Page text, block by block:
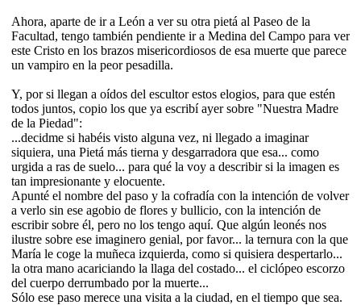
Ahora, aparte de ir a León a ver su otra pietá al Paseo de la
Facultad, tengo también pendiente ir a Medina del Campo para ver
este Cristo en los brazos misericordiosos de esa muerte que parece
un vampiro en la peor pesadilla.
Y, por si llegan a oídos del escultor estos elogios, para que estén
todos juntos, copio los que ya escribí ayer sobre "Nuestra Madre
de la Piedad":
...decidme si habéis visto alguna vez, ni llegado a imaginar
siquiera, una Pietá más tierna y desgarradora que esa... como
urgida a ras de suelo... para qué la voy a describir si la imagen es
tan impresionante y elocuente.
Apunté el nombre del paso y la cofradía con la intención de volver
a verlo sin ese agobio de flores y bullicio, con la intención de
escribir sobre él, pero no los tengo aquí. Que algún leonés nos
ilustre sobre ese imaginero genial, por favor... la ternura con la que
María le coge la muñeca izquierda, como si quisiera despertarlo...
la otra mano acariciando la llaga del costado... el ciclópeo escorzo
del cuerpo derrumbado por la muerte...
Sólo ese paso merece una visita a la ciudad, en el tiempo que sea.